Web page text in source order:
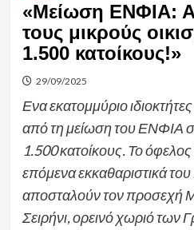
«Μείωση ΕΝΦΙΑ:
τους μικρούς
1.500 κατοίκους!»
29/09/2025
Ενα εκατομμύριο
από τη μείωση του ΕΝΦΙΑ
1.500 κατοίκους. Το
επόμενα εκκαθαριστικά
αποσταλούν τον προσεχή
Σειρήνι, ορεινό χωριό των